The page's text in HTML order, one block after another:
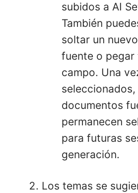
subidos a AI
También
soltar un
fuente o pegar
campo. Una
seleccionados,
documentos
permanecen
para futuras
generación.
Los temas se